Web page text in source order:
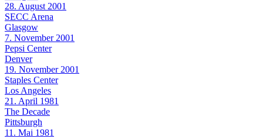
28. August 2001
SECC Arena
Glasgow
7. November 2001
Pepsi Center
Denver
19. November 2001
Staples Center
Los Angeles
21. April 1981
The Decade
Pittsburgh
11. Mai 1981